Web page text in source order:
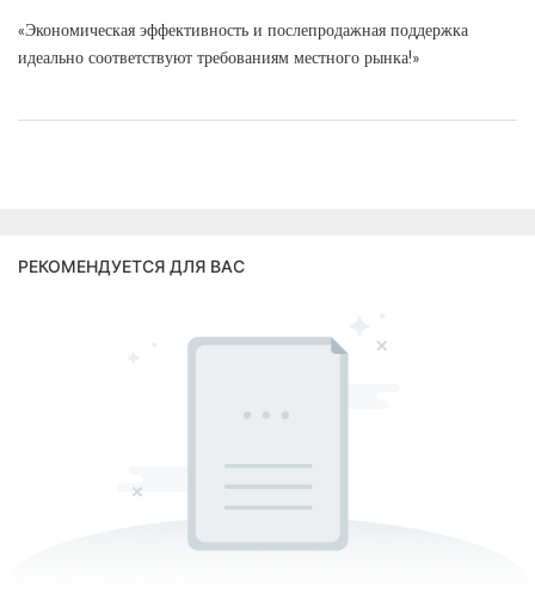
«Экономическая эффективность и послепродажная поддержка
идеально соответствуют требованиям местного рынка!»
РЕКОМЕНДУЕТСЯ ДЛЯ ВАС